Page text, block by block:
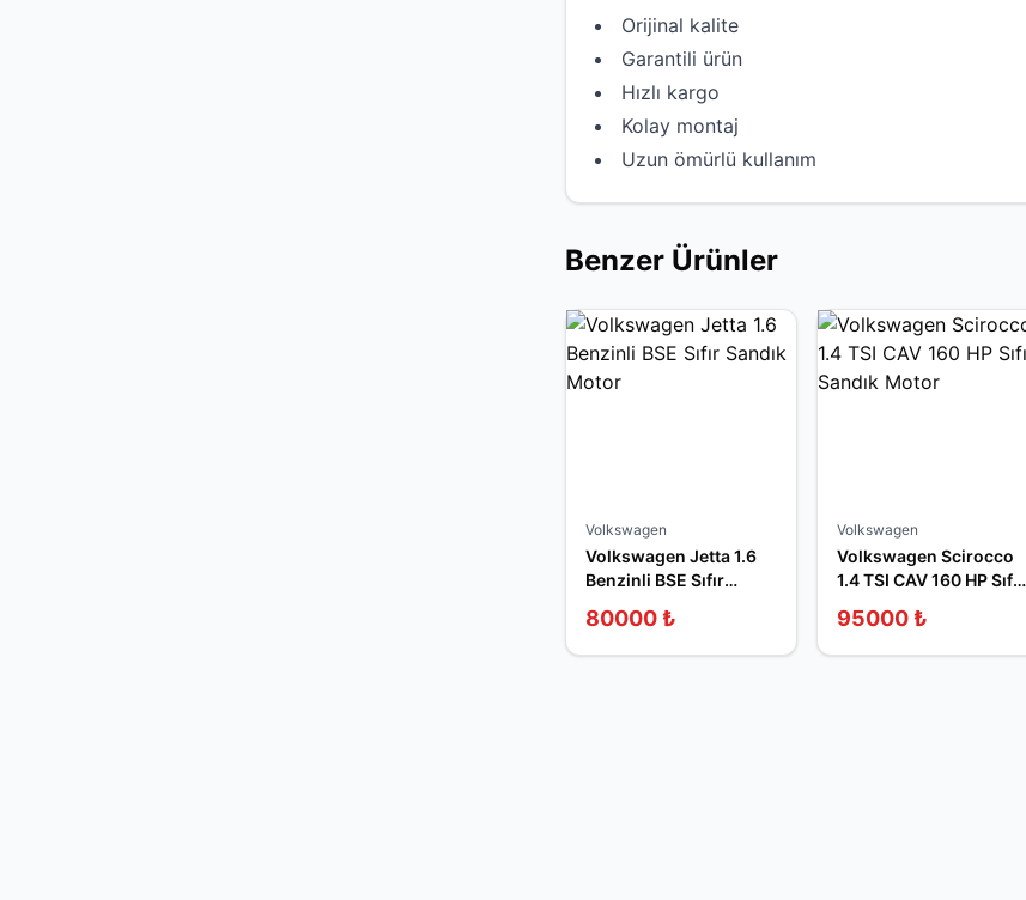
Orijinal kalite
Garantili ürün
Hızlı kargo
Kolay montaj
Uzun ömürlü kullanım
Benzer Ürünler
Volkswagen
Volkswagen Jetta 1.6
Benzinli BSE Sıfır
80000 ₺
Volkswagen
Volkswagen Scirocco
1.4 TSI CAV 160 HP Sıfır
95000 ₺